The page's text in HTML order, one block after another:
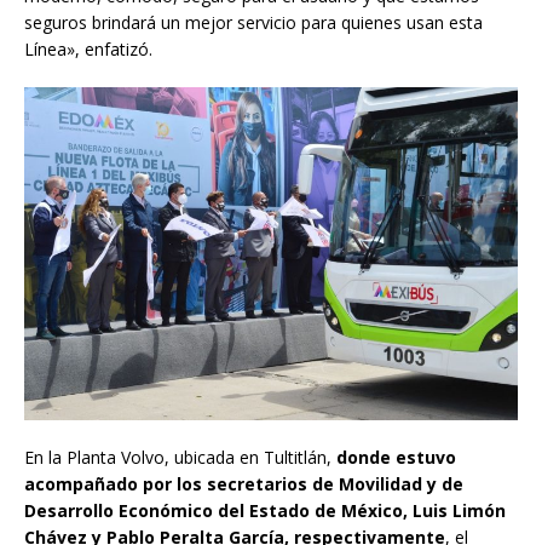
seguros brindará un mejor servicio para quienes usan esta
Línea», enfatizó.
En la Planta Volvo, ubicada en Tultitlán, donde estuvo
acompañado por los secretarios de Movilidad y de
Desarrollo Económico del Estado de México, Luis Limón
Chávez y Pablo Peralta García, respectivamente, el